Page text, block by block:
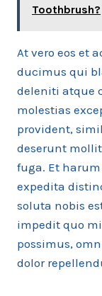
Toothbrush?
At vero eos et
ducimus qui
deleniti atque
molestias
provident,
deserunt
fuga. Et
expedita
soluta nobis
impedit quo
possimus,
dolor